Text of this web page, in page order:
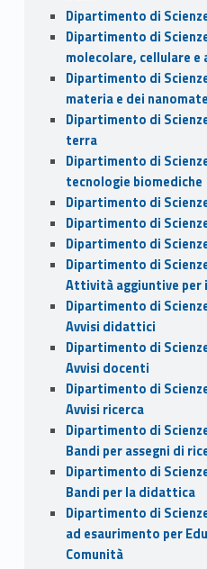
Dipartimento di
Dipartimento di
molecolare, cellulare e
Dipartimento di
materia e dei
Dipartimento di
terra
Dipartimento di
tecnologie biomediche
Dipartimento di
Dipartimento di
Dipartimento di
Dipartimento di
Attività aggiuntive per
Dipartimento di
Avvisi didattici
Dipartimento di
Avvisi docenti
Dipartimento di
Avvisi ricerca
Dipartimento di
Bandi per assegni di
Dipartimento di
Bandi per la didattica
Dipartimento di
ad esaurimento per
Comunità